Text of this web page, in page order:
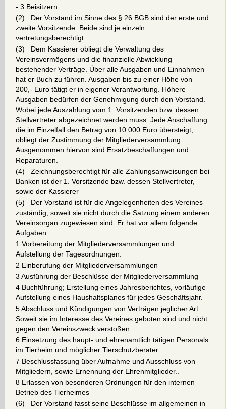
- 3 Beisitzern
(2) Der Vorstand im Sinne des § 26 BGB sind der erste und
zweite Vorsitzende. Beide sind je einzeln
vertretungsberechtigt.
(3) Dem Kassierer obliegt die Verwaltung des
Vereinsvermögens und die finanzielle Abwicklung
bestehender Verträge. Über alle Ausgaben und Einnahmen
hat er Buch zu führen. Ausgaben bis zu einer Höhe von
200,- Euro tätigt er in eigener Verantwortung. Höhere
Ausgaben bedürfen der Genehmigung durch den Vorstand.
Wobei jede Auszahlung vom 1. Vorsitzenden bzw. dessen
Stellvertreter abgezeichnet werden muss. Jede Anschaffung
die im Einzelfall den Betrag von 10 000 Euro übersteigt,
obliegt der Zustimmung der Mitgliederversammlung.
Ausgenommen hiervon sind Ersatzbeschaffungen und
Reparaturen.
(4) Zeichnungsberechtigt für alle Zahlungsanweisungen bei
Banken ist der 1. Vorsitzende bzw. dessen Stellvertreter,
sowie der Kassierer
(5) Der Vorstand ist für die Angelegenheiten des Vereines
zuständig, soweit sie nicht durch die Satzung einem anderen
Vereinsorgan zugewiesen sind. Er hat vor allem folgende
Aufgaben.
1 Vorbereitung der Mitgliederversammlungen und
Aufstellung der Tagesordnungen.
2 Einberufung der Mitgliederversammlungen
3 Ausführung der Beschlüsse der Mitgliederversammlung
4 Buchführung; Erstellung eines Jahresberichtes, vorläufige
Aufstellung eines Haushaltsplanes für jedes Geschäftsjahr.
5 Abschluss und Kündigungen von Verträgen jeglicher Art.
Soweit sie im Interesse des Vereines geboten sind und nicht
gegen den Vereinszweck verstoßen.
6 Einsetzung des haupt- und ehrenamtlich tätigen Personals
im Tierheim und möglicher Tierschutzberater.
7 Beschlussfassung über Aufnahme und Ausschluss von
Mitgliedern, sowie Ernennung der Ehrenmitglieder..
8 Erlassen von besonderen Ordnungen für den internen
Betrieb des Tierheimes
(6) Der Vorstand fasst seine Beschlüsse im allgemeinen in